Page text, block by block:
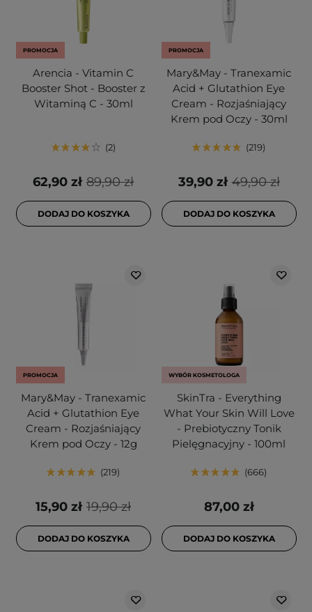
PROMOCJA
Arencia - Vitamin C
Booster Shot - Booster z
Witaminą C - 30ml
2
89,90 zł
62,90 zł
DODAJ DO KOSZYKA
PROMOCJA
Mary&May - Tranexamic
Acid + Glutathion Eye
Cream - Rozjaśniający
Krem pod Oczy - 30ml
219
49,90 zł
39,90 zł
DODAJ DO KOSZYKA
PROMOCJA
Mary&May - Tranexamic
Acid + Glutathion Eye
Cream - Rozjaśniający
Krem pod Oczy - 12g
219
19,90 zł
15,90 zł
DODAJ DO KOSZYKA
WYBÓR KOSMETOLOGA
SkinTra - Everything
What Your Skin Will Love
- Prebiotyczny Tonik
Pielęgnacyjny - 100ml
666
87,00 zł
DODAJ DO KOSZYKA